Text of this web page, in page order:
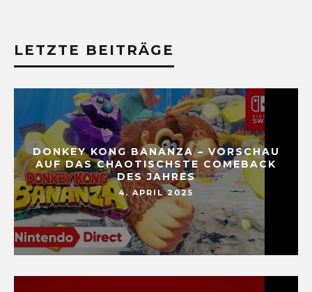
LETZTE BEITRÄGE
DONKEY KONG BANANZA – VORSCHAU
AUF DAS CHAOTISCHSTE COMEBACK
DES JAHRES
4. APRIL 2025